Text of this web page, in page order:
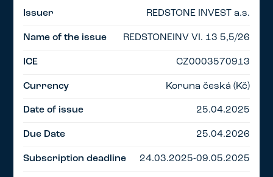
Issuer REDSTONE INVEST a.s.
Name of the issue REDSTONEINV VI. 13 5,5/26
ICE CZ0003570913
Currency Koruna česká (Kč)
Date of issue 25.04.2025
Due Date 25.04.2026
Subscription deadline 24.03.2025-09.05.2025